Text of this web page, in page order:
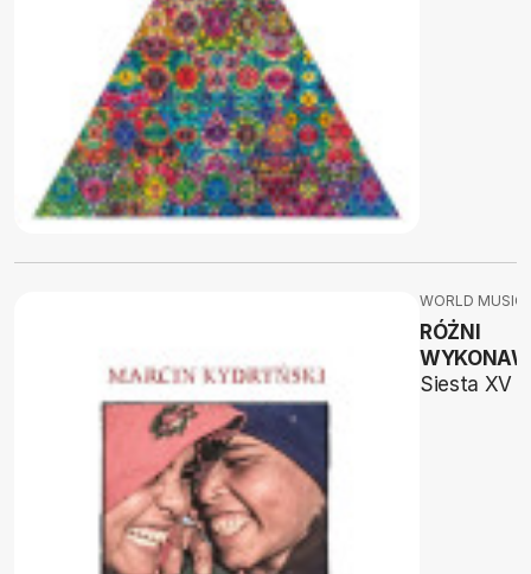
WORLD MUSIC
RÓŻNI
Siesta XV